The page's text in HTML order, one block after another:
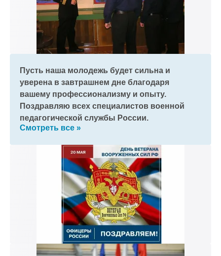
Пусть наша молодежь будет сильна и
уверена в завтрашнем дне благодаря
вашему профессионализму и опыту.
Поздравляю всех специалистов военной
педагогической службы России.
Смотреть все »